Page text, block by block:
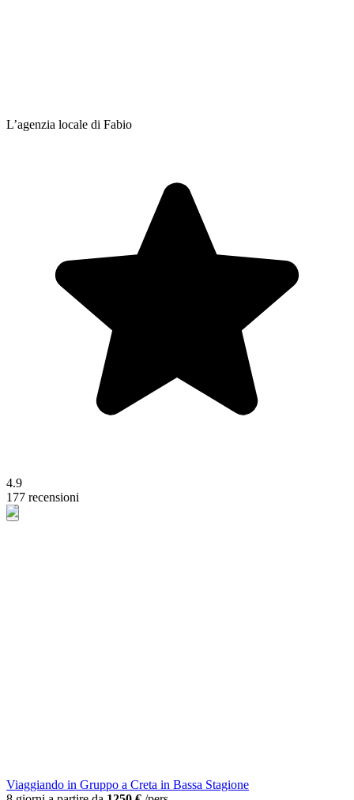
L’agenzia locale di Fabio
4.9
177 recensioni
Viaggiando in Gruppo a Creta in Bassa Stagione